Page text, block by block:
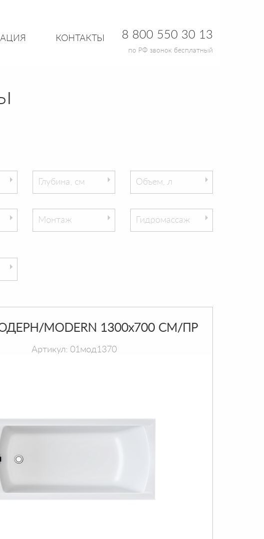
КОНТАКТЫ 8 800 550 30 13
по РФ звонок бесплатный
Глубина, см Объем, л
Монтаж Гидромассаж
MODERN 1300х700 СМ/ПР
Артикул: 01мод1370